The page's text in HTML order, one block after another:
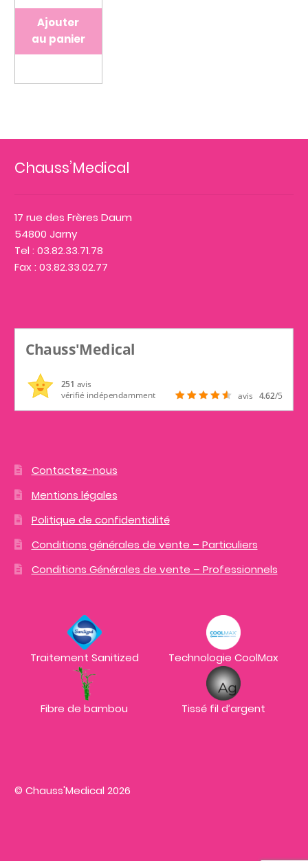
Ajouter
au panier
Chauss’Medical
17 rue des Frères Daum
54800 Jarny
Tel : 03.82.33.71.78
Fax : 03.82.33.02.77
Chauss'Medical
251 avis
vérifié indépendamment avis 4.62/5
Contactez-nous
Mentions légales
Politique de confidentialité
Conditions générales de vente – Particuliers
Conditions Générales de vente – Professionnels
Traitement Sanitized Technologie CoolMax
Fibre de bambou Tissé fil d’argent
© Chauss'Medical 2026